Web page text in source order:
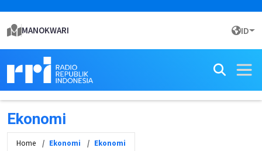
MANOKWARI ID
Ekonomi
Home Ekonomi Ekonomi